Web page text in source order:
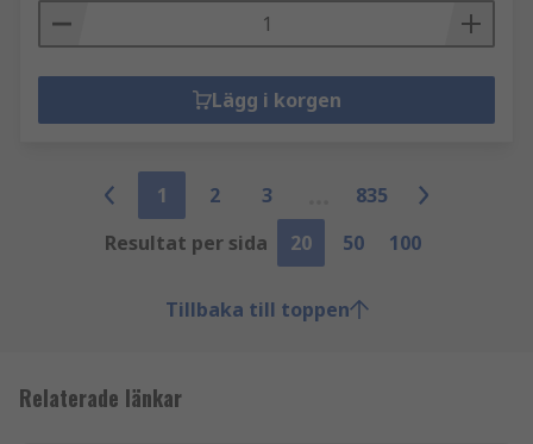
Lägg i korgen
1 2 3
835
Resultat per sida
20 50 100
Tillbaka till toppen
Relaterade länkar